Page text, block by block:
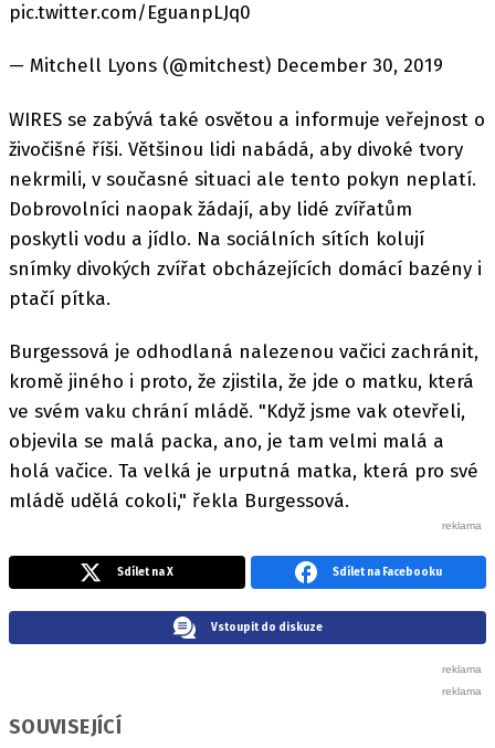
pic.twitter.com/EguanpLJq0
— Mitchell Lyons (@mitchest) December 30, 2019
WIRES se zabývá také osvětou a informuje veřejnost o
živočišné říši. Většinou lidi nabádá, aby divoké tvory
nekrmili, v současné situaci ale tento pokyn neplatí.
Dobrovolníci naopak žádají, aby lidé zvířatům
poskytli vodu a jídlo. Na sociálních sítích kolují
snímky divokých zvířat obcházejících domácí bazény i
ptačí pítka.
Burgessová je odhodlaná nalezenou vačici zachránit,
kromě jiného i proto, že zjistila, že jde o matku, která
ve svém vaku chrání mládě. "Když jsme vak otevřeli,
objevila se malá packa, ano, je tam velmi malá a
holá vačice. Ta velká je urputná matka, která pro své
mládě udělá cokoli," řekla Burgessová.
Sdílet na X Sdílet na Facebooku
Vstoupit do diskuze
SOUVISEJÍCÍ